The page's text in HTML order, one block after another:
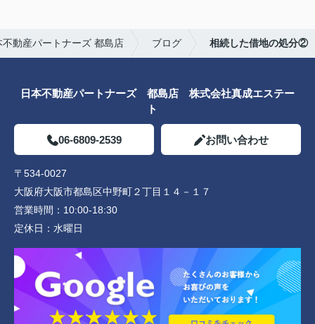
動産パートナーズ 都島店 ブログ 相続した借地の処分②
日本不動産パートナーズ 都島店 株式会社真成エステー
ト
06-6809-2539 お問い合わせ
〒534-0027
大阪府大阪市都島区中野町２丁目１４－１７
営業時間： 10:00-18:30
定休日： 水曜日